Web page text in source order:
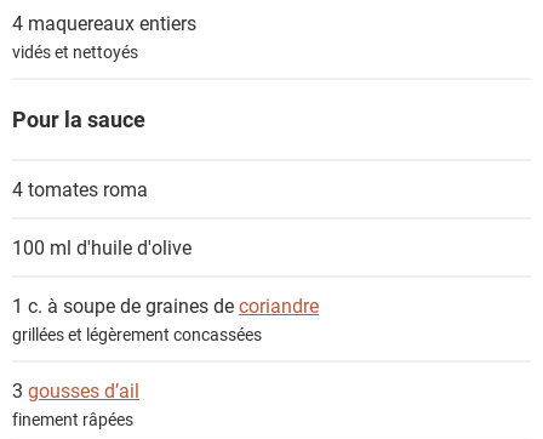
n
4 maquereaux entiers
vidés et nettoyés
Pour la sauce
4tomates roma
100 ml d'huile d'olive
1 c. à soupe de graines decoriandre
grillées et légèrement concassées
3 gousses d’ail
finement râpées